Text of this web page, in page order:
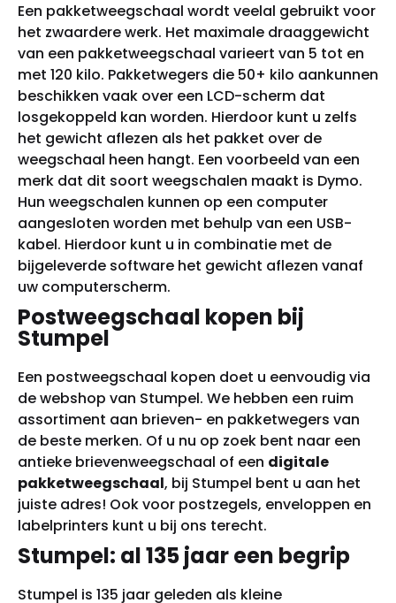
Een pakketweegschaal wordt veelal gebruikt voor
het zwaardere werk. Het maximale draaggewicht
van een pakketweegschaal varieert van 5 tot en
met 120 kilo. Pakketwegers die 50+ kilo aankunnen
beschikken vaak over een LCD-scherm dat
losgekoppeld kan worden. Hierdoor kunt u zelfs
het gewicht aflezen als het pakket over de
weegschaal heen hangt. Een voorbeeld van een
merk dat dit soort weegschalen maakt is Dymo.
Hun weegschalen kunnen op een computer
aangesloten worden met behulp van een USB-
kabel. Hierdoor kunt u in combinatie met de
bijgeleverde software het gewicht aflezen vanaf
uw computerscherm.
Postweegschaal kopen bij
Stumpel
Een postweegschaal kopen doet u eenvoudig via
de webshop van Stumpel. We hebben een ruim
assortiment aan brieven- en pakketwegers van
de beste merken. Of u nu op zoek bent naar een
antieke brievenweegschaal of een digitale
pakketweegschaal, bij Stumpel bent u aan het
juiste adres! Ook voor postzegels, enveloppen en
labelprinters kunt u bij ons terecht.
Stumpel: al 135 jaar een begrip
Stumpel is 135 jaar geleden als kleine